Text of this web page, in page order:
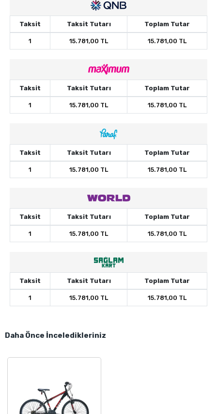
Taksit Taksit Tutarı Toplam Tutar
1 15.781,00 TL 15.781,00 TL
Taksit Taksit Tutarı Toplam Tutar
1 15.781,00 TL 15.781,00 TL
Taksit Taksit Tutarı Toplam Tutar
1 15.781,00 TL 15.781,00 TL
Taksit Taksit Tutarı Toplam Tutar
1 15.781,00 TL 15.781,00 TL
Taksit Taksit Tutarı Toplam Tutar
1 15.781,00 TL 15.781,00 TL
Daha Önce İnceledikleriniz